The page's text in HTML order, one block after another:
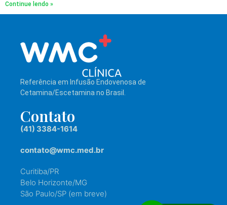
Continue lendo »
Referência em Infusão Endovenosa de
Cetamina/Escetamina no Brasil.
Contato
(41) 3384-1614
contato@wmc.med.br
Curitiba/PR
Belo Horizonte/MG
São Paulo/SP (em breve)